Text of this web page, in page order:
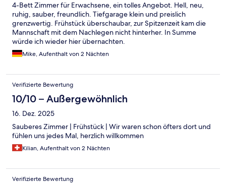
4-Bett Zimmer für Erwachsene, ein tolles Angebot. Hell, neu,
ruhig, sauber, freundlich. Tiefgarage klein und preislich
grenzwertig. Frühstück überschaubar, zur Spitzenzeit kam die
Mannschaft mit dem Nachlegen nicht hinterher. In Summe
würde ich wieder hier übernachten.
Mike, Aufenthalt von 2 Nächten
Verifizierte Bewertung
10/10 – Außergewöhnlich
16. Dez. 2025
Sauberes Zimmer | Frühstück | Wir waren schon öfters dort und
fühlen uns jedes Mal, herzlich willkommen
Kilian, Aufenthalt von 2 Nächten
Verifizierte Bewertung